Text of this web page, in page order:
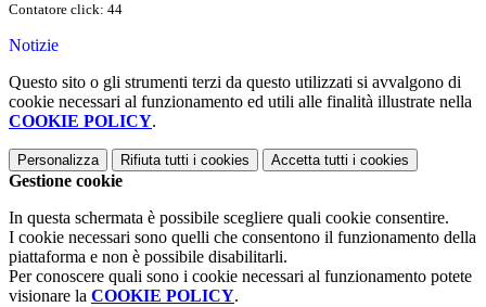
Contatore click: 44
Notizie
Questo sito o gli strumenti terzi da questo utilizzati si avvalgono di
cookie necessari al funzionamento ed utili alle finalità illustrate nella
COOKIE POLICY.
Personalizza Rifiuta tutti i cookies Accetta tutti i cookies
Gestione cookie
In questa schermata è possibile scegliere quali cookie consentire.
I cookie necessari sono quelli che consentono il funzionamento della
piattaforma e non è possibile disabilitarli.
Per conoscere quali sono i cookie necessari al funzionamento potete
visionare la COOKIE POLICY.